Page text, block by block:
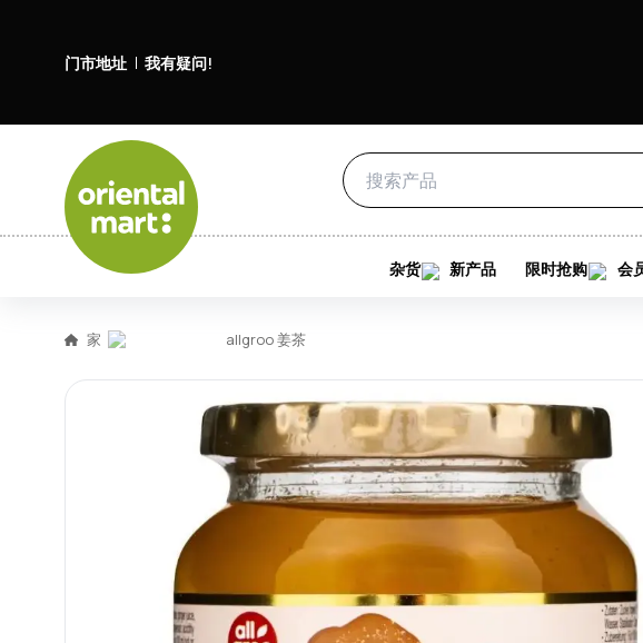
门市地址 我有疑问!
杂货 新产品 限时抢购 会
家 allgroo 姜茶